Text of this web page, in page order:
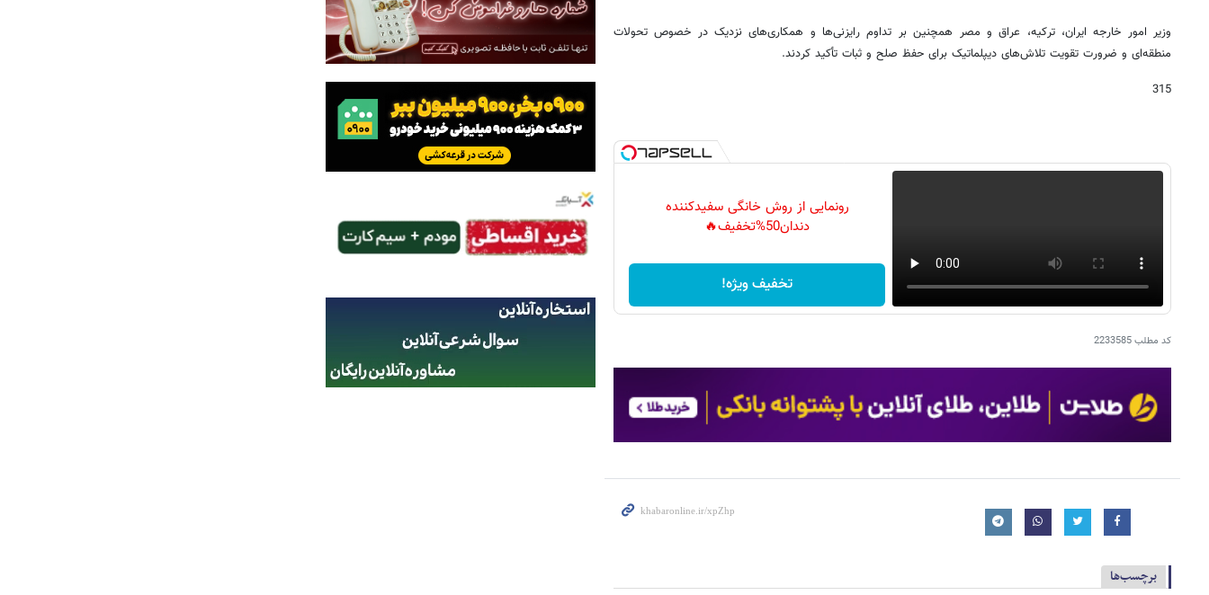
وزیر امور خارجه ایران، ترکیه، عراق و مصر همچنین بر تداوم رایزنی‌ها و همکاری‌های نزدیک در خصوص تحولات
منطقه‌ای و ضرورت تقویت تلاش‌های دیپلماتیک برای حفظ صلح و ثبات تأکید کردند.
315
رونمایی از روش خانگی سفیدکننده
دندان50%تخفیف🔥
تخفیف ویژه!
کد مطلب2233585
برچسب‌ها